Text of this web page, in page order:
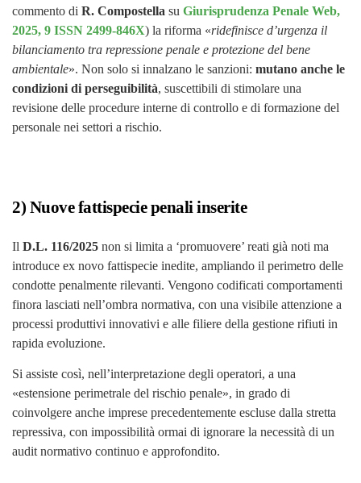
commento di R. Compostella su Giurisprudenza Penale Web,
2025, 9 ISSN 2499-846X) la riforma «ridefinisce d’urgenza il
bilanciamento tra repressione penale e protezione del bene
ambientale». Non solo si innalzano le sanzioni: mutano anche le
condizioni di perseguibilità, suscettibili di stimolare una
revisione delle procedure interne di controllo e di formazione del
personale nei settori a rischio.
2) Nuove fattispecie penali inserite
Il D.L. 116/2025 non si limita a ‘promuovere’ reati già noti ma
introduce ex novo fattispecie inedite, ampliando il perimetro delle
condotte penalmente rilevanti. Vengono codificati comportamenti
finora lasciati nell’ombra normativa, con una visibile attenzione a
processi produttivi innovativi e alle filiere della gestione rifiuti in
rapida evoluzione.
Si assiste così, nell’interpretazione degli operatori, a una
«estensione perimetrale del rischio penale», in grado di
coinvolgere anche imprese precedentemente escluse dalla stretta
repressiva, con impossibilità ormai di ignorare la necessità di un
audit normativo continuo e approfondito.